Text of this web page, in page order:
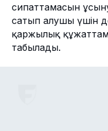
сипаттамасын
сатып алушы үшін
қаржылық
табылады.